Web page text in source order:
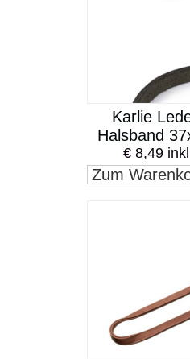
Karlie
Halsband
€ 8,49
Zum